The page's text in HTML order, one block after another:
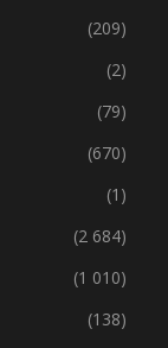
(209)
(2)
(79)
(670)
(1)
(2 684)
(1 010)
(138)